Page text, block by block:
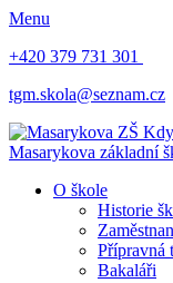
Menu
+420 379 731 301
tgm.skola@seznam.cz
Masarykova základní
O škole
Historie
Přípravná
Bakaláři